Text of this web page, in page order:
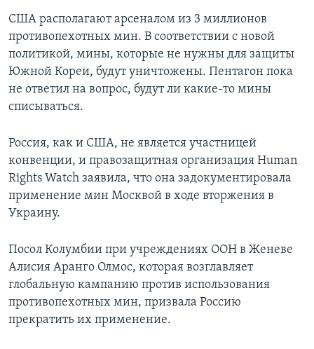
США располагают арсеналом из 3 миллионов
противопехотных мин. В соответствии с новой
политикой, мины, которые не нужны для защиты
Южной Кореи, будут уничтожены. Пентагон пока
не ответил на вопрос, будут ли какие-то мины
списываться.
Россия, как и США, не является участницей
конвенции, и правозащитная организация Human
Rights Watch заявила, что она задокументировала
применение мин Москвой в ходе вторжения в
Украину.
Посол Колумбии при учреждениях ООН в Женеве
Алисия Аранго Олмос, которая возглавляет
глобальную кампанию против использования
противопехотных мин, призвала Россию
прекратить их применение.